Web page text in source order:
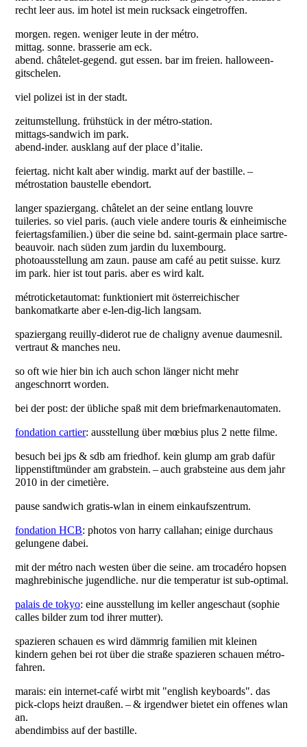
recht leer aus. im hotel ist mein rucksack eingetroffen.
morgen. regen. weniger leute in der métro.
mittag. sonne. brasserie am eck.
abend. châtelet-gegend. gut essen. bar im freien. halloween-
gitschelen.
viel polizei ist in der stadt.
zeitumstellung. frühstück in der métro-station.
mittags-sandwich im park.
abend-inder. ausklang auf der place d’italie.
feiertag. nicht kalt aber windig. markt auf der bastille. –
métrostation baustelle ebendort.
langer spaziergang. châtelet an der seine entlang louvre
tuileries. so viel paris. (auch viele andere touris & einheimische
feiertagsfamilien.) über die seine bd. saint-germain place sartre-
beauvoir. nach süden zum jardin du luxembourg.
photoausstellung am zaun. pause am café au petit suisse. kurz
im park. hier ist tout paris. aber es wird kalt.
métroticketautomat: funktioniert mit österreichischer
bankomatkarte aber e-len-dig-lich langsam.
spaziergang reuilly-diderot rue de chaligny avenue daumesnil.
vertraut & manches neu.
so oft wie hier bin ich auch schon länger nicht mehr
angeschnorrt worden.
bei der post: der übliche spaß mit dem briefmarkenautomaten.
fondation cartier: ausstellung über mœbius plus 2 nette filme.
besuch bei jps & sdb am friedhof. kein glump am grab dafür
lippenstiftmünder am grabstein. – auch grabsteine aus dem jahr
2010 in der cimetière.
pause sandwich gratis-wlan in einem einkaufszentrum.
fondation HCB: photos von harry callahan; einige durchaus
gelungene dabei.
mit der métro nach westen über die seine. am trocadéro hopsen
maghrebinische jugendliche. nur die temperatur ist sub-optimal.
palais de tokyo: eine ausstellung im keller angeschaut (sophie
calles bilder zum tod ihrer mutter).
spazieren schauen es wird dämmrig familien mit kleinen
kindern gehen bei rot über die straße spazieren schauen métro-
fahren.
marais: ein internet-café wirbt mit "english keyboards". das
pick-clops heizt draußen. – & irgendwer bietet ein offenes wlan
an.
abendimbiss auf der bastille.